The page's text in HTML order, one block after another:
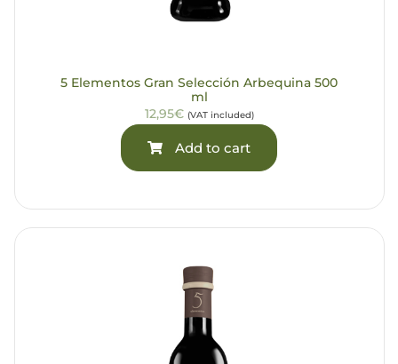
5 Elementos Gran Selección Arbequina 500
ml
12,95€ (VAT included)
Add to cart